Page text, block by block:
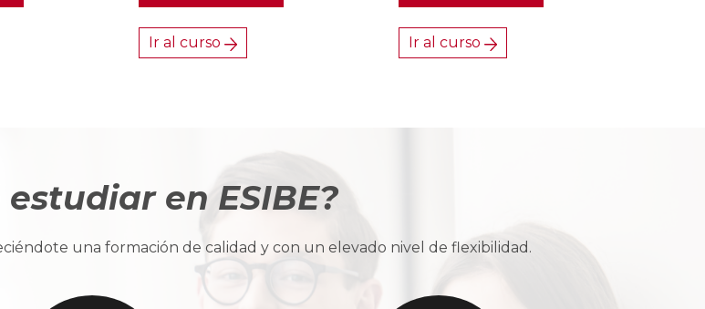
Ir al curso Ir al curso
en ESIBE?
una formación de calidad y con un elevado nivel de flexibilidad.